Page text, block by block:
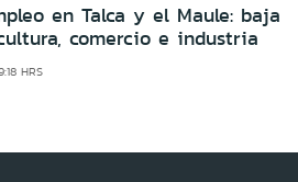
en Talca y el Maule: baja
comercio e industria
HRS